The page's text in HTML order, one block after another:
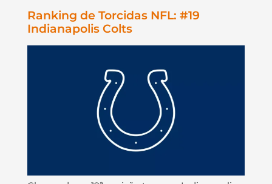
Ranking de Torcidas NFL: #19
Indianapolis Colts